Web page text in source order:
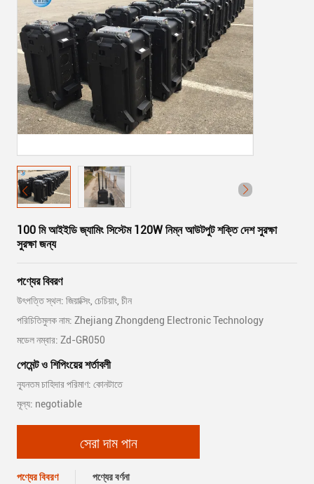
100 মি আইইডি জ্যামিং সিস্টেম 120W নিম্ন আউটপুট শক্তি দেশ সুরক্ষা
সুরক্ষা জন্য
পণ্যের বিবরণ
উৎপত্তি স্থল: জিয়াক্সিং, চেচিয়াং, চীন
পরিচিতিমুলক নাম: Zhejiang Zhongdeng Electronic Technology
মডেল নম্বার: Zd-GR050
পেমেন্ট ও শিপিংয়ের শর্তাবলী
ন্যূনতম চাহিদার পরিমাণ: কোনটাতে
মূল্য: negotiable
সেরা দাম পান
পণ্যের বিবরণ পণ্যের বর্ণনা